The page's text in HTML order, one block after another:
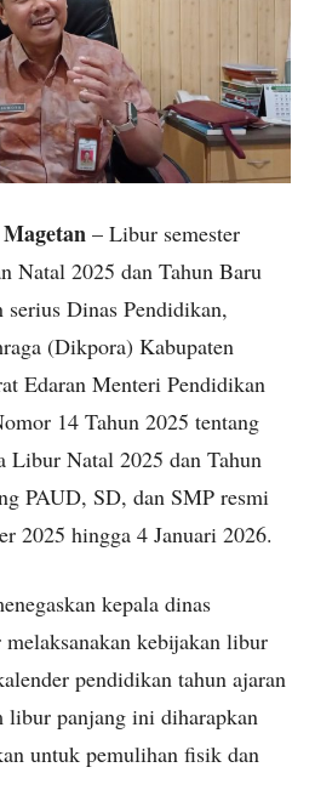
– Libur semester
Natal 2025 dan Tahun Baru
Dinas Pendidikan,
(Dikpora) Kabupaten
Edaran Menteri Pendidikan
14 Tahun 2025 tentang
Libur Natal 2025 dan Tahun
PAUD, SD, dan SMP resmi
2025 hingga 4 Januari 2026.
kepala dinas
kebijakan libur
pendidikan tahun ajaran
panjang ini diharapkan
untuk pemulihan fisik dan